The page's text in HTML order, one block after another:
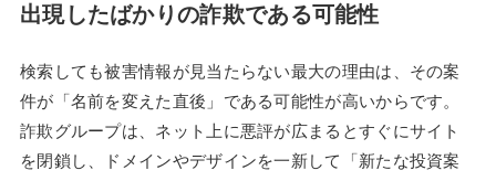
出現したばかりの詐欺である可能性
検索しても被害情報が見当たらない最大の理由は、その案
件が「名前を変えた直後」である可能性が高いからです。
詐欺グループは、ネット上に悪評が広まるとすぐにサイト
を閉鎖し、ドメインやデザインを一新して「新たな投資案